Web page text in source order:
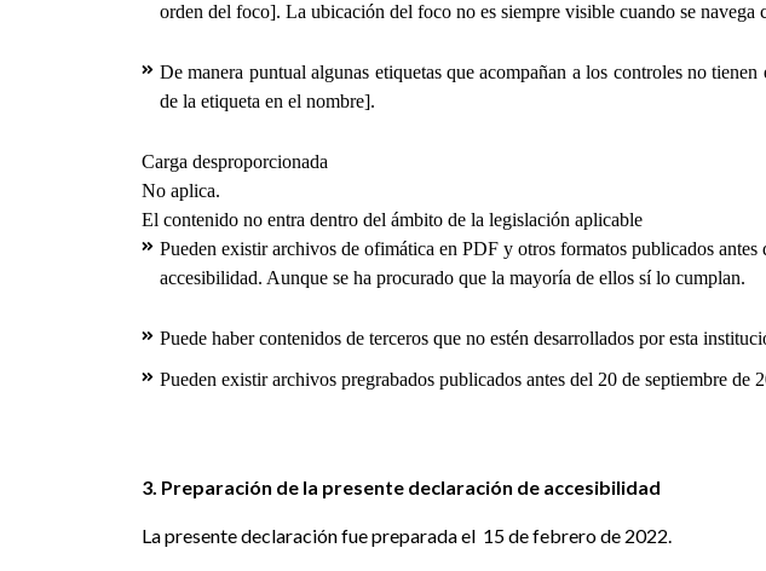
orden del foco]. La ubicación del foco no es siempre visible cuando se
De manera puntual algunas etiquetas que acompañan a los controles no
de la etiqueta en el nombre].
Carga desproporcionada
No aplica.
El contenido no entra dentro del ámbito de la legislación aplicable
Pueden existir archivos de ofimática en PDF y otros formatos publicados
accesibilidad. Aunque se ha procurado que la mayoría de ellos sí lo cumplan.
Puede haber contenidos de terceros que no estén desarrollados por esta
Pueden existir archivos pregrabados publicados antes del 20 de septiembre
3. Preparación de la presente declaración de accesibilidad
La presente declaración fue preparada el 15 de febrero de 2022.